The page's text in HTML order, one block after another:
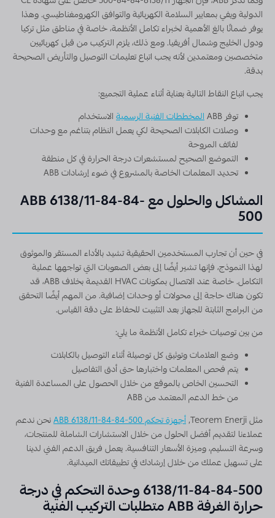
الدولية ويفي بمعايير السلامة الكهربائية والتوافق الكهرومغناطيسي. وهذا
يوفر ضمانًا بالغ الأهمية لخبراء تكامل الأنظمة، خاصة في مناطق مثل تركيا
ودول الخليج وشمال أفريقيا. ومع ذلك، يلزم التركيب من قبل كهربائيين
متخصصين ومعتمدين لأنه يجب اتباع تعليمات التوصيل والتأريض الصحيحة
بدقة.
يجب اتباع النقاط التالية بعناية أثناء عملية التجميع:
توفر ABB
المخططات الفنية الرسمية الاستخدام
وصلات الكابلات الصحيحة لكي يعمل النظام بتناغم مع وحدات
لفائف المروحة
التموضع الصحيح لمستشعرات درجة الحرارة في كل منطقة
تحديد المعلمات الخاصة بالمشروع في ضوء إرشادات ABB
المشاكل والحلول مع ABB 6138/11-84-84-
500
في حين أن تجارب المستخدمين الحقيقية تشيد بالأداء المستقر والموثوق
لهذا النموذج، فإنها تشير أيضًا إلى بعض الصعوبات التي تواجهها عملية
التكامل. خاصة عند الاتصال بمكونات HVAC القديمة بخلاف ABB، قد
تكون هناك حاجة إلى محولات أو وحدات إضافية. من المهم أيضًا التحقق
من البرامج الثابتة للجهاز بعد التثبيت للحفاظ على دقة القياس.
من بين توصيات خبراء تكامل الأنظمة ما يلي:
وضع العلامات وتوثيق كل توصيلة أثناء التوصيل بالكابلات
يتم فحص المعلمات واختبارها حتى أدق التفاصيل
التحسين الخاص بالموقع من خلال الحصول على المساعدة الفنية
من خط الدعم المعتمد من ABB
مثل Teorem Enerji,
أجهزة تحكم ABB 6138/11-84-84-500
نحن ندعم
عملاءنا لتقديم أفضل الحلول من خلال الاستشارات الشاملة للمنتجات،
وسرعة التسليم، وميزة الأسعار التنافسية. يعمل فريق الدعم الفني لدينا
على تسهيل عملك من خلال إرشادك في تطبيقاتك الميدانية.
6138/11-84-84-500 وحدة التحكم في درجة
حرارة الغرفة ABB متطلبات التركيب الفنية